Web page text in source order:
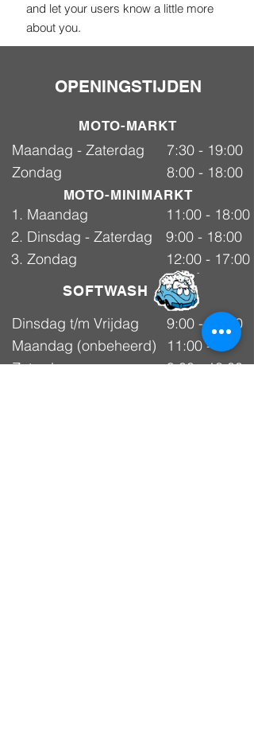
and let your users know a little more
about you.
OPENINGSTIJDEN
MOTO-MARKT
Maandag - Zaterdag
7:30 - 19:00
Zondag
8:00 - 18:00
MOTO-MINIMARKT
1. Maandag
11:00 - 18:00
2. Dinsdag - Zaterdag
9:00 - 18:00
3. Zondag
12:00 - 17:00
SOFTWASH
Dinsdag t/m Vrijdag
9:00 - 18:00
Maandag (onbeheerd)
Selfwash
11:00 -
18:00
Zaterdag
9:00 - 18:00